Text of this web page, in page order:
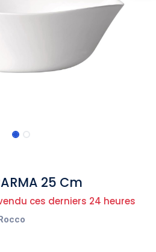
25 Cm
ces derniers 24 heures